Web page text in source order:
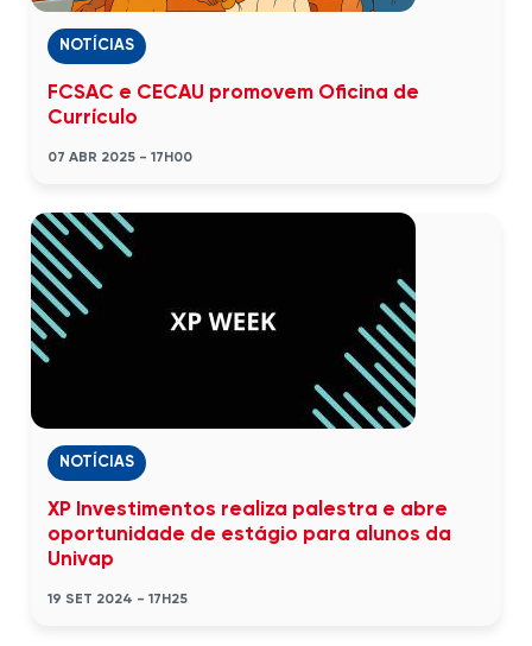
NOTÍCIAS
FCSAC e CECAU promovem Oficina de
Currículo
07 ABR 2025 - 17H00
NOTÍCIAS
XP Investimentos realiza palestra e abre
oportunidade de estágio para alunos da
Univap
19 SET 2024 - 17H25